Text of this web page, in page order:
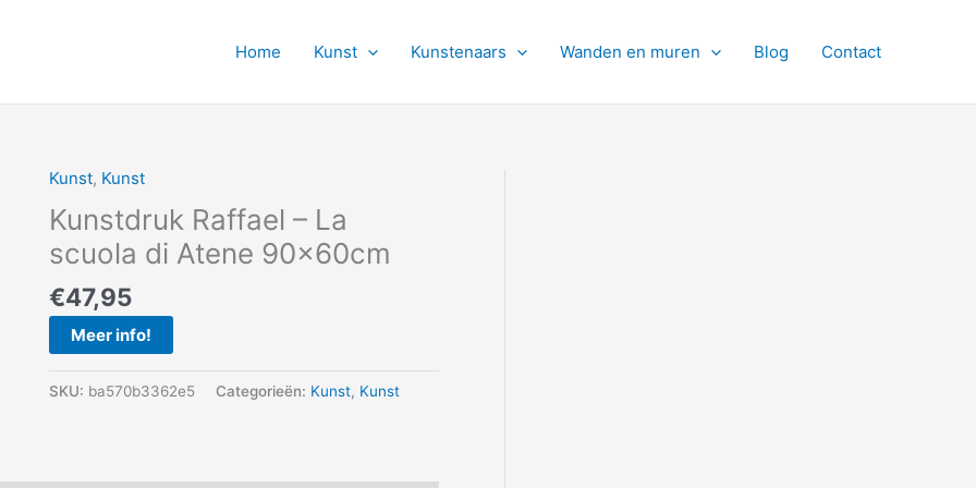
Home Kunst Kunstenaars Wanden en muren Blog Contact
Kunst, Kunst
Kunstdruk Raffael – La
scuola di Atene 90x60cm
€47,95
Meer info!
SKU: ba570b3362e5 Categorieën: Kunst, Kunst